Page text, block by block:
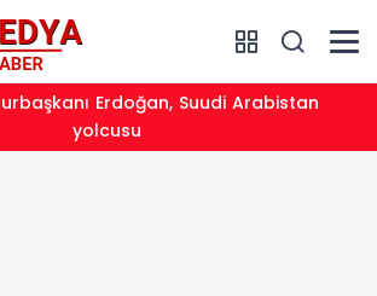
yolculuğunda yeni dönem